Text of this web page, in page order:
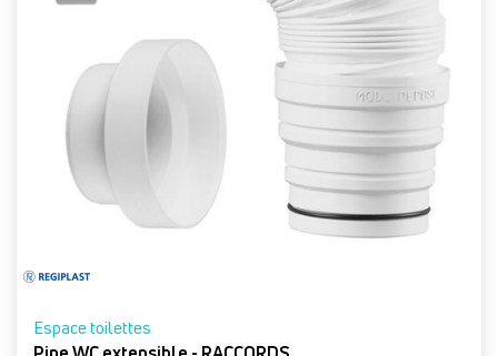
Espace toilettes